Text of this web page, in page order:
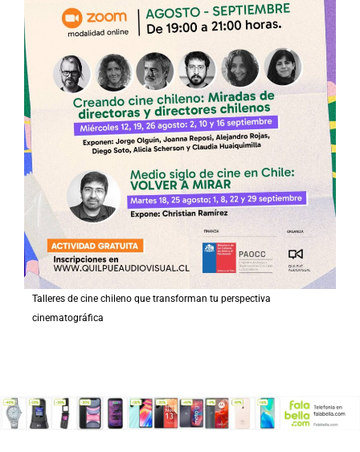
Talleres de cine chileno que transforman tu perspectiva
cinematográfica